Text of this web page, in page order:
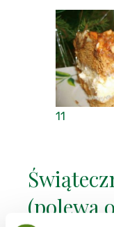
11
(polewa